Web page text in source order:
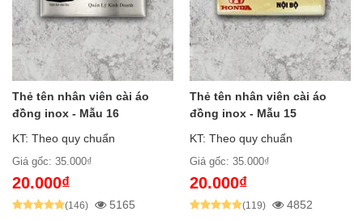
Thẻ tên nhân viên cài áo
đồng inox - Mẫu 16
KT: Theo quy chuẩn
Giá gốc: 35.000₫
20.000₫
(146) 5165
Thẻ tên nhân viên cài áo
đồng inox - Mẫu 15
KT: Theo quy chuẩn
Giá gốc: 35.000₫
20.000₫
(119) 4852